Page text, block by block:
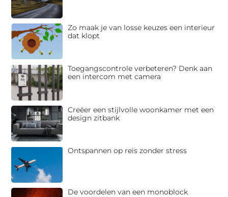
Zo maak je van losse keuzes een interieur
dat klopt
Toegangscontrole verbeteren? Denk aan
een intercom met camera
Creëer een stijlvolle woonkamer met een
design zitbank
Ontspannen op reis zonder stress
De voordelen van een monoblock